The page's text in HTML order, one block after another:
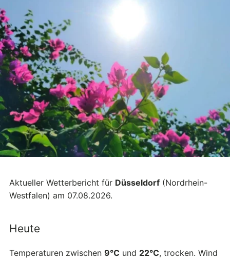
Aktueller Wetterbericht für Düsseldorf (Nordrhein-
Westfalen) am 07.08.2026.
Heute
Temperaturen zwischen 9°C und 22°C, trocken. Wind